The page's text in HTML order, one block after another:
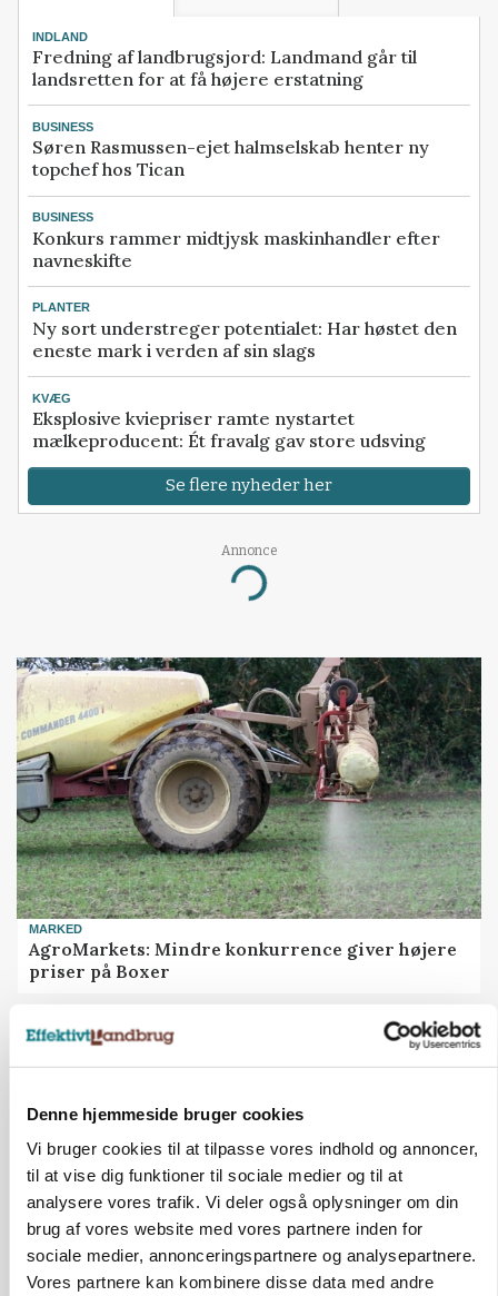
Denne hjemmeside bruger cookies
Vi bruger cookies til at tilpasse vores indhold og annoncer,
til at vise dig funktioner til sociale medier og til at
analysere vores trafik. Vi deler også oplysninger om din
brug af vores website med vores partnere inden for
sociale medier, annonceringspartnere og analysepartnere.
Vores partnere kan kombinere disse data med andre
INDLAND
Fredning af landbrugsjord: Landmand går til
landsretten for at få højere erstatning
BUSINESS
Søren Rasmussen-ejet halmselskab henter ny
topchef hos Tican
BUSINESS
Konkurs rammer midtjysk maskinhandler efter
navneskifte
PLANTER
Ny sort understreger potentialet: Har høstet den
eneste mark i verden af sin slags
KVÆG
Eksplosive kviepriser ramte nystartet
mælkeproducent: Ét fravalg gav store udsving
Se flere nyheder her
Annonce
Loading...
MARKED
AgroMarkets: Mindre konkurrence giver højere
priser på Boxer